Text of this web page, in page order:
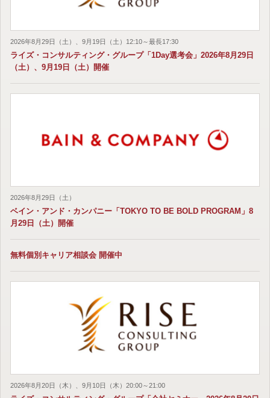
2026年8月29日（土）、9月19日（土）12:10～最長17:30
ライズ・コンサルティング・グループ「1Day選考会」2026年8月29日
（土）、9月19日（土）開催
2026年8月29日（土）
ベイン・アンド・カンパニー「TOKYO TO BE BOLD PROGRAM」8
月29日（土）開催
無料個別キャリア相談会 開催中
2026年8月20日（木）、9月10日（木）20:00～21:00